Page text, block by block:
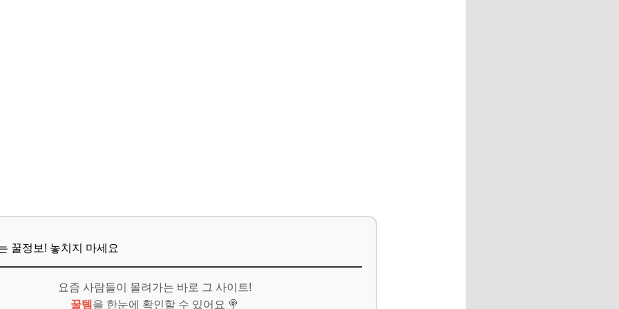
꿀정보! 놓치지 마세요
요즘 사람들이 몰려가는 바로 그 사이트!
꿀템 을 한눈에 확인할 수 있어요 🍭